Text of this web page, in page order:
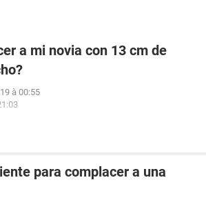
a mi novia con 13 cm de
à 00:55
para complacer a una